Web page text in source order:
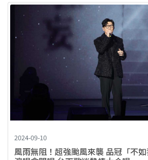
2024-09-10
風雨無阻！超強颱風來襲 品冠「不